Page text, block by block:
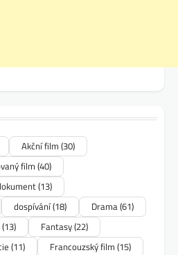
Akční film (30)
film (40)
(13)
dospívání(18) Drama(61)
(13) Fantasy(22)
(11) Francouzský film (15)